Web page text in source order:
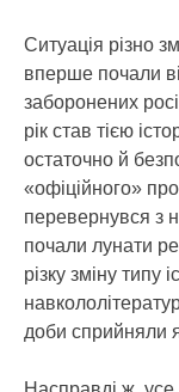
Ситуація різно
вперше почали
заборонених
рік став тією
остаточно й
«офіційного»
перевернувся з
почали лунати
різку зміну типу
доби сприйняли